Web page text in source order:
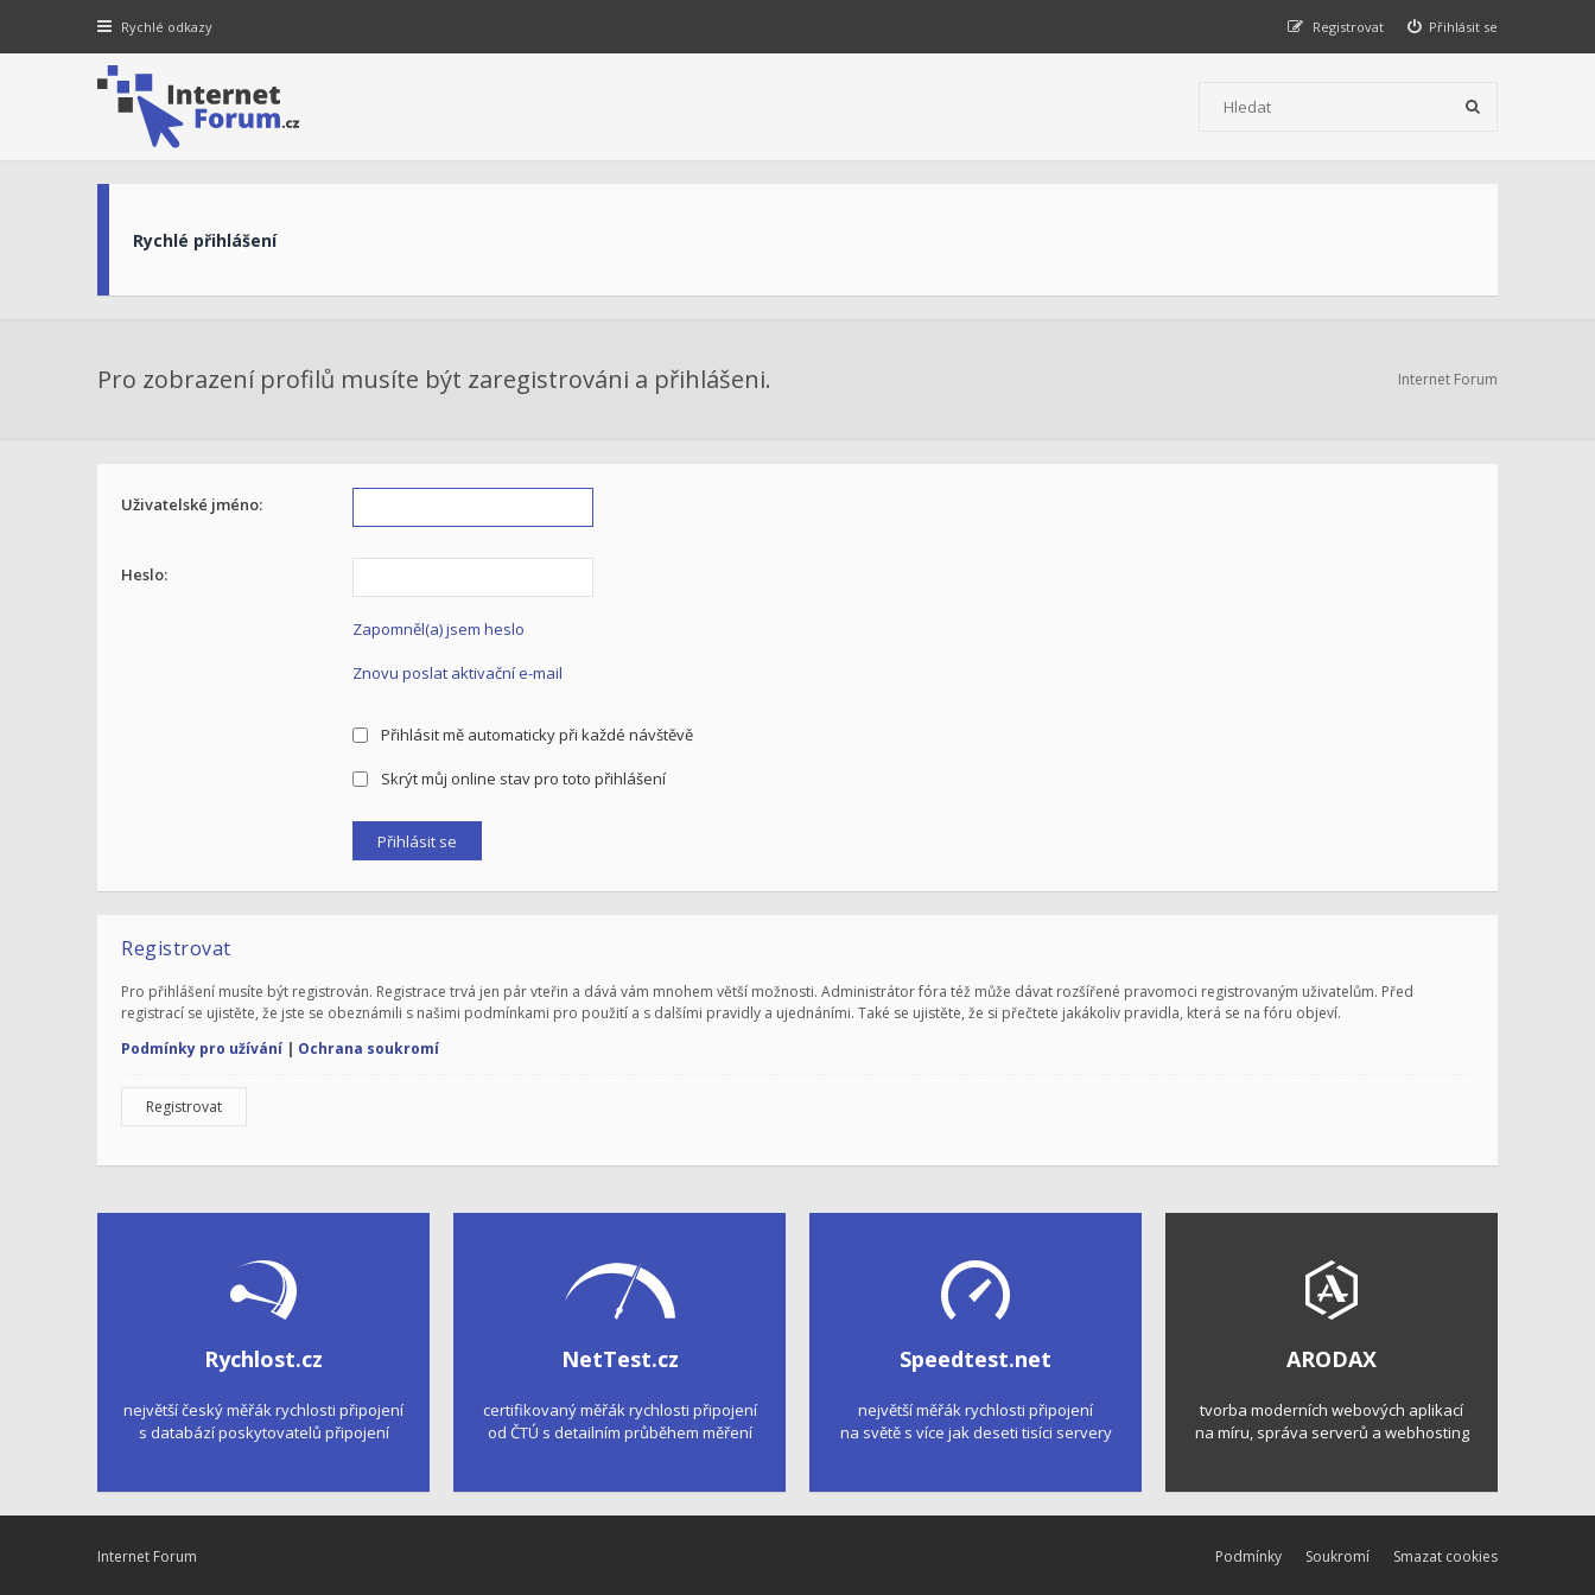
Rychlé odkazy Přihlásit se
Registrovat
Rychlé přihlášení
Pro zobrazení profilů musíte být zaregistrováni a přihlášeni. Internet Forum
Uživatelské jméno:
Heslo:
Zapomněl(a) jsem heslo
Znovu poslat aktivační e-mail
Přihlásit mě automaticky při každé návštěvě
Skrýt můj online stav pro toto přihlášení
Registrovat
Pro přihlášení musíte být registrován. Registrace trvá jen pár vteřin a dává vám mnohem větší možnosti. Administrátor fóra též může dávat rozšířené pravomoci registrovaným uživatelům. Před
registrací se ujistěte, že jste se obeznámili s našimi podmínkami pro použití a s dalšími pravidly a ujednáními. Také se ujistěte, že si přečtete jakákoliv pravidla, která se na fóru objeví.
Podmínky pro užívání | Ochrana soukromí
Registrovat
Rychlost.cz
největší český měřák rychlosti připojení
s databází poskytovatelů připojení
NetTest.cz
certifikovaný měřák rychlosti připojení
od ČTÚ s detailním průběhem měření
Speedtest.net
největší měřák rychlosti připojení
na světě s více jak deseti tisíci servery
ARODAX
tvorba moderních webových aplikací
na míru, správa serverů a webhosting
Internet Forum Smazat cookies
Soukromí
Podmínky